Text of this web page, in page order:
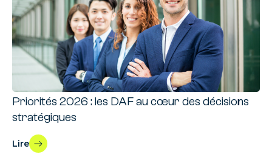
Priorités 2026 : les DAF au cœur des décisions
stratégiques
Lire